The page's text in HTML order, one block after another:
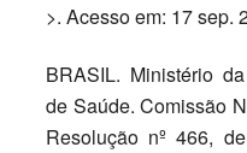
>. Acesso em: 17 sep.
BRASIL. Ministério
de Saúde. Comissão
Resolução nº 466,